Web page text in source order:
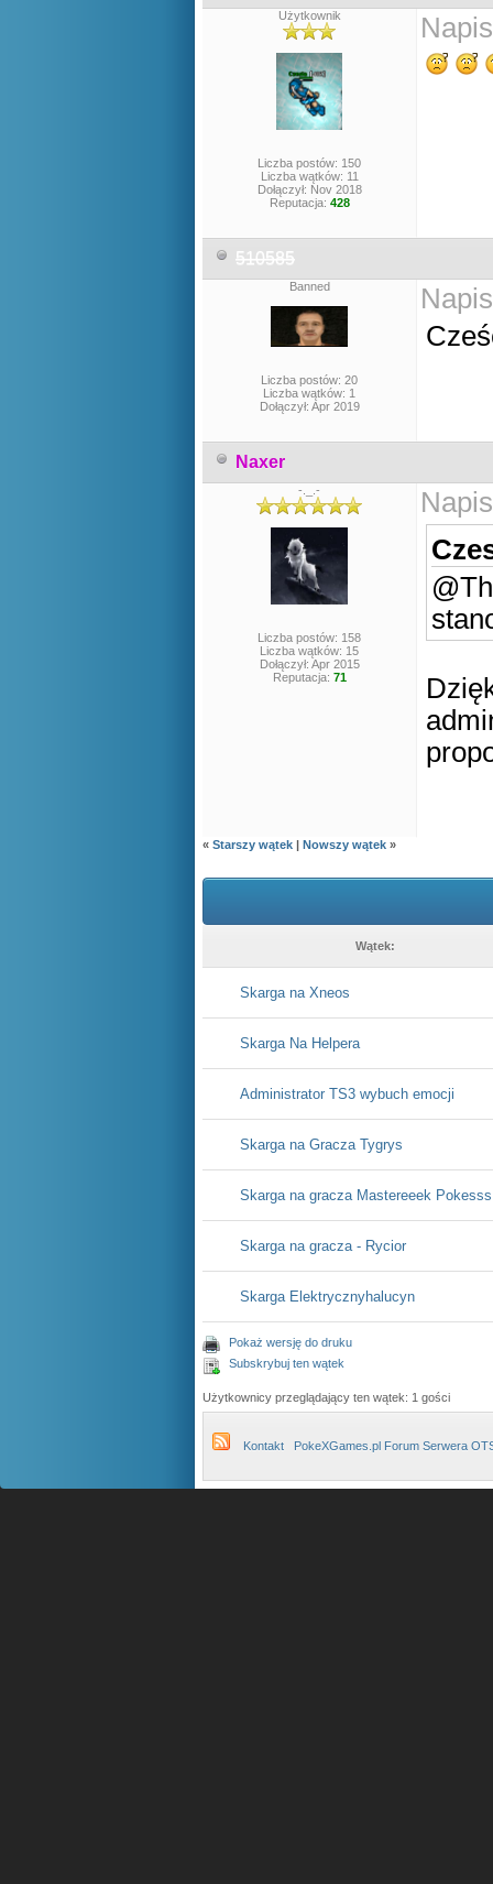
Użytkownik
Liczba postów: 150
Liczba wątków: 11
Dołączył: Nov 2018
Reputacja: 428
510585
Banned
Liczba postów: 20
Liczba wątków: 1
Dołączył: Apr 2019
Naxer
-._.-
Liczba postów: 158
Liczba wątków: 15
Dołączył: Apr 2015
Reputacja: 71
« Starszy wątek | Nowszy wątek »
Wątek:
Skarga na Xneos
Skarga Na Helpera
Administrator TS3 wybuch emocji
Skarga na Gracza Tygrys
Skarga na gracza Mastereeek Pokesss
Skarga na gracza - Rycior
Skarga Elektrycznyhalucyn
Pokaż wersję do druku
Subskrybuj ten wątek
Użytkownicy przeglądający ten wątek: 1 gości
Kontakt PokeXGames.pl Forum Serwera